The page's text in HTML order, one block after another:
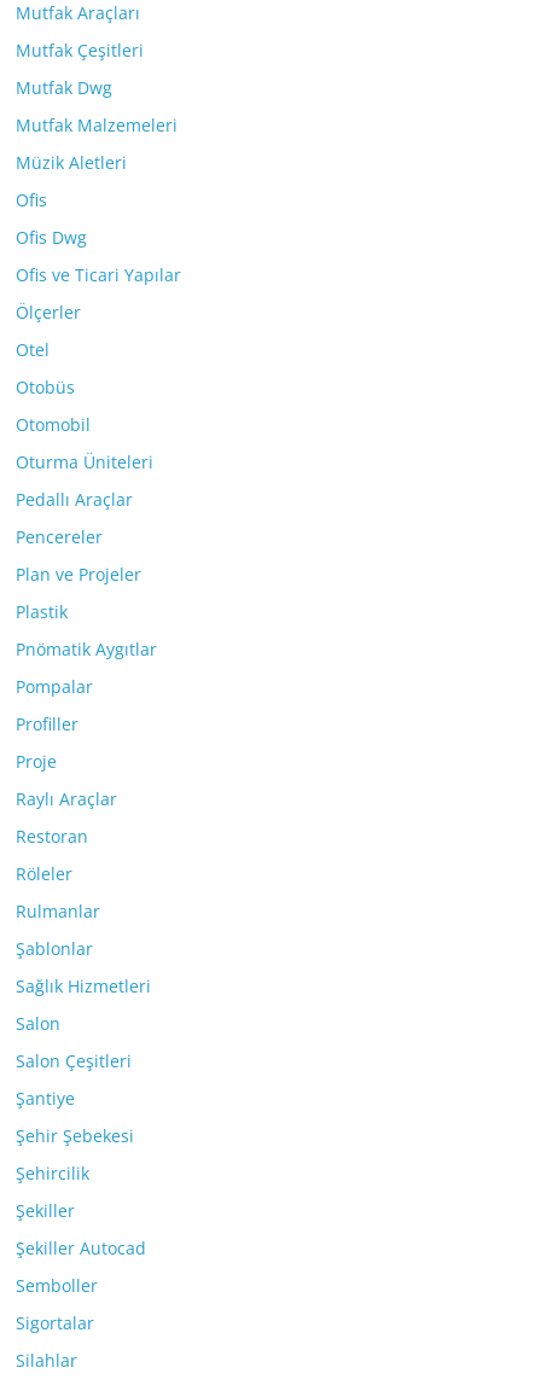
Mutfak Araçları
Mutfak Çeşitleri
Mutfak Dwg
Mutfak Malzemeleri
Müzik Aletleri
Ofis
Ofis Dwg
Ofis ve Ticari Yapılar
Ölçerler
Otel
Otobüs
Otomobil
Oturma Üniteleri
Pedallı Araçlar
Pencereler
Plan ve Projeler
Plastik
Pnömatik Aygıtlar
Pompalar
Profiller
Proje
Raylı Araçlar
Restoran
Röleler
Rulmanlar
Şablonlar
Sağlık Hizmetleri
Salon
Salon Çeşitleri
Şantiye
Şehir Şebekesi
Şehircilik
Şekiller
Şekiller Autocad
Semboller
Sigortalar
Silahlar